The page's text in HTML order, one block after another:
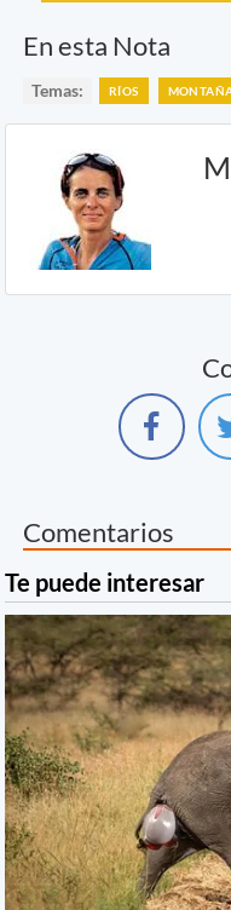
En esta Nota
Temas: RÍOS
Comentarios